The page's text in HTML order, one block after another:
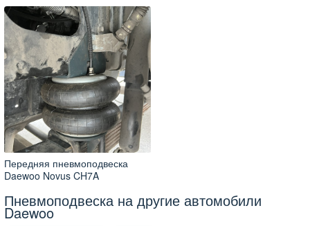
Передняя пневмоподвеска
Daewoo Novus CH7A
Пневмоподвеска на другие автомобили
Daewoo